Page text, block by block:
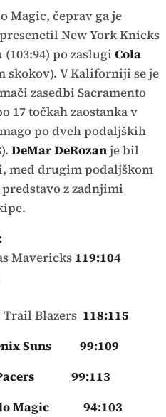
Magic, čeprav ga je
New York Knicks
po zaslugi Cola
skokov). V Kaliforniji se je
zasedbi Sacramento
17 točkah zaostanka v
po dveh podaljških
DeMar DeRozanje bil
med drugim podaljškom
predstavo z zadnjimi
del:
Mavericks 119:104
Blazers 118:115
Suns 99:109
99:113
Magic 94:103